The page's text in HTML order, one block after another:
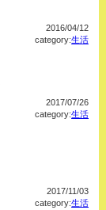
2016/04/12
category:生活
2017/07/26
category:生活
2017/11/03
category:生活